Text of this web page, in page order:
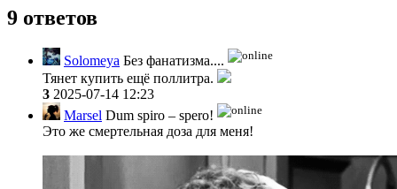
9 ответов
Solomeya Без фанатизма....
Тянет купить ещё поллитра.
3 2025-07-14 12:23
Marsel Dum spiro – spero!
Это же смертельная доза для меня!